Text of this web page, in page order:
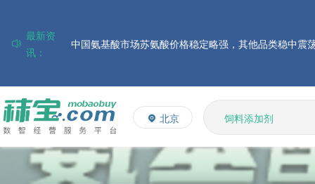
最新资
讯：
住友化学公布2026财年第一季度业绩
大成食品：2026年半年度毛利3.32亿元，同比上升8.9%
ADM发布2026年第二季度财务业绩
北京
L-赖氨酸硫酸盐
多维
多矿
维生素
饲料添加剂